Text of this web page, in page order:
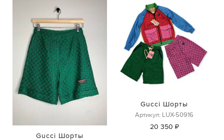
Gucci Шорты
Gucci Шорты
Артикул: LUX-50916
20 350 ₽